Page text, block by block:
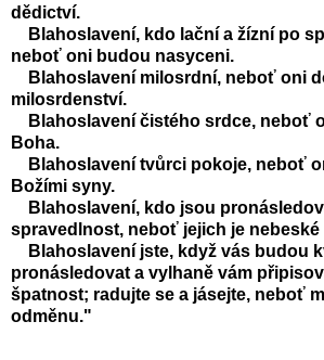
dědictví.
Blahoslavení, kdo lační a žízní po
neboť oni budou nasyceni.
Blahoslavení milosrdní, neboť oni
milosrdenství.
Blahoslavení čistého srdce, neboť
Boha.
Blahoslavení tvůrci pokoje, neboť
Božími syny.
Blahoslavení, kdo jsou
spravedlnost, neboť jejich je
Blahoslavení jste, když vás budou
pronásledovat a vylhaně vám
špatnost; radujte se a jásejte, neboť
odměnu."